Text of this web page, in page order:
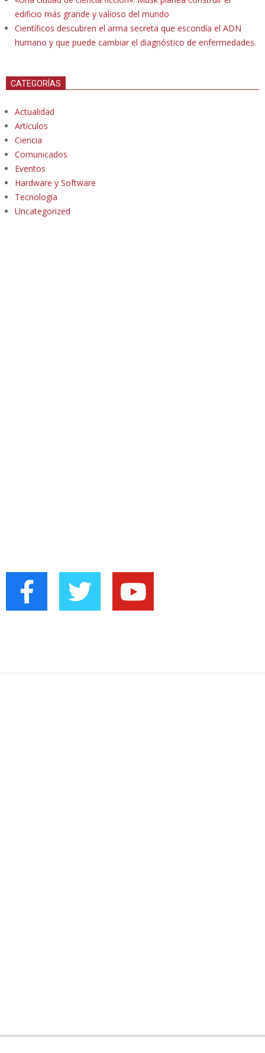
edificio más grande y valioso del mundo
Científicos descubren el arma secreta que escondía el ADN
humano y que puede cambiar el diagnóstico de enfermedades.
CATEGORÍAS
Actualidad
Artículos
Ciencia
Comunicados
Eventos
Hardware y Software
Tecnología
Uncategorized